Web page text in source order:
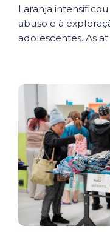
Laranja
abuso e à
adolescentes. As